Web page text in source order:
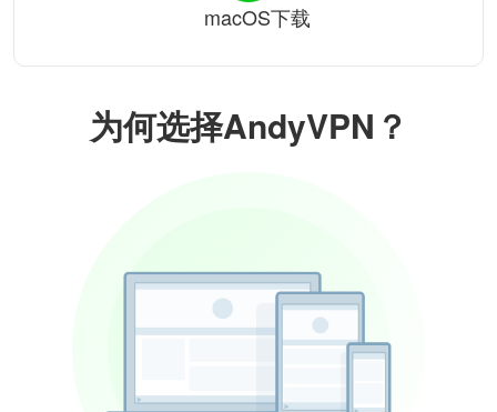
为何选择AndyVPN？
macOS下载